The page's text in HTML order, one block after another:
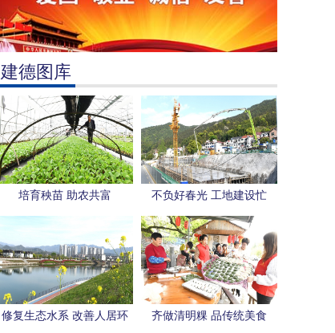
建德图库
培育秧苗 助农共富 不负好春光 工地建设忙
修复生态水系 改善人居环
齐做清明粿 品传统美食